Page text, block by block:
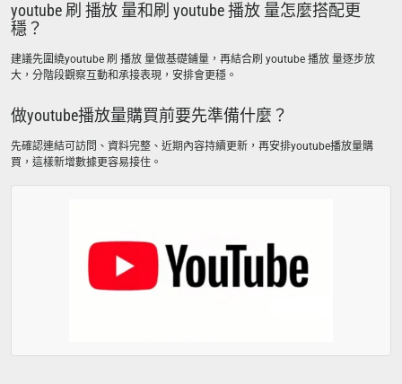
youtube 刷 播放 量和刷 youtube 播放 量怎麼搭配更
穩？
建議先圍繞youtube 刷 播放 量做基礎鋪量，再結合刷 youtube 播放 量逐步放
大，分階段觀察互動和承接表現，安排會更穩。
做youtube播放量購買前要先準備什麼？
先確認連結可訪問、資料完整、近期內容持續更新，再安排youtube播放量購
買，這樣新增數據更容易接住。